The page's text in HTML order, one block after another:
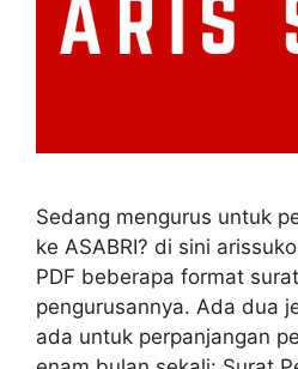
Sedang mengurus untuk
ke ASABRI? di sini
PDF beberapa format
pengurusannya. Ada dua
ada untuk perpanjangan